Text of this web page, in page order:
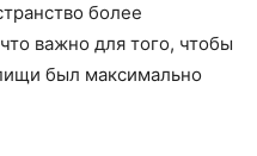
более
важно для того, чтобы
был максимально